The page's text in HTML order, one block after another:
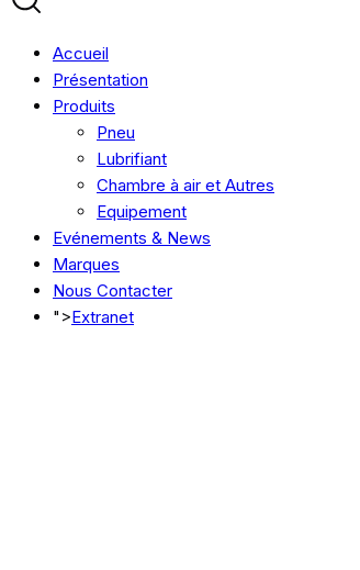
Accueil
Présentation
Produits
Pneu
Lubrifiant
Chambre à air et Autres
Equipement
Evénements & News
Marques
Nous Contacter
">Extranet